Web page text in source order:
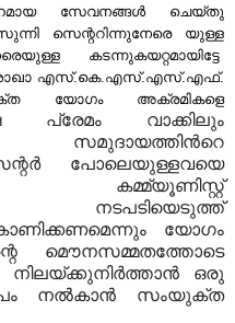
സേവനങ്ങള്‍ ചെയ്തു
സെന്ററിന്നുനേരെ യുള്ള
കടന്നുകയറ്റമായിട്ടേ
എസ്.കെ.എസ്.എസ്.എഫ്.
അക്രമികളെ
പ്രേമം വാക്കിലും
സമുദായത്തിന്‍റെ
പോലെയുള്ളവയെ
നടപടിയെടുത്ത്
യോഗം
മൌനസമ്മതത്തോടെ
ഒരു
രൂപം നല്‍കാന്‍ സംയുക്ത